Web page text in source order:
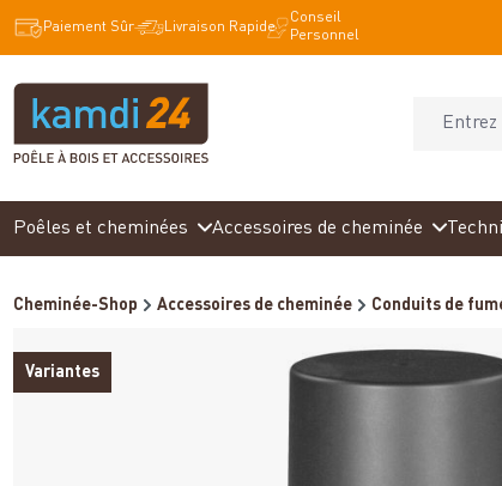
Passer à la navigation principale
Paiement Sûr Livraison Rapide
Conseil
Personnel
Poêles et cheminées Accessoires de cheminée
Cheminée-Shop Accessoires de cheminée Conduits de
Variantes